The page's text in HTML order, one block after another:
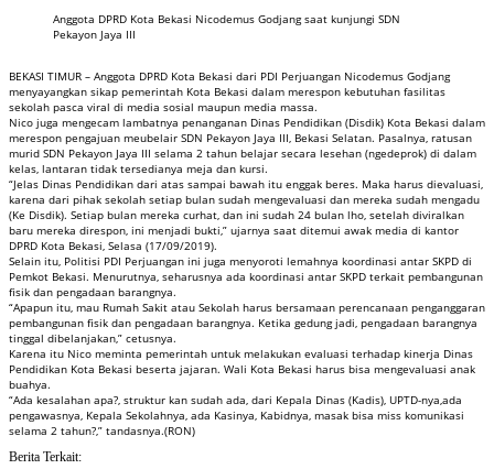
Anggota DPRD Kota Bekasi Nicodemus Godjang saat kunjungi SDN
Pekayon Jaya III
BEKASI TIMUR – Anggota DPRD Kota Bekasi dari PDI Perjuangan Nicodemus Godjang
menyayangkan sikap pemerintah Kota Bekasi dalam merespon kebutuhan fasilitas
sekolah pasca viral di media sosial maupun media massa.
Nico juga mengecam lambatnya penanganan Dinas Pendidikan (Disdik) Kota Bekasi dalam
merespon pengajuan meubelair SDN Pekayon Jaya III, Bekasi Selatan. Pasalnya, ratusan
murid SDN Pekayon Jaya III selama 2 tahun belajar secara lesehan (ngedeprok) di dalam
kelas, lantaran tidak tersedianya meja dan kursi.
“Jelas Dinas Pendidikan dari atas sampai bawah itu enggak beres. Maka harus dievaluasi,
karena dari pihak sekolah setiap bulan sudah mengevaluasi dan mereka sudah mengadu
(Ke Disdik). Setiap bulan mereka curhat, dan ini sudah 24 bulan lho, setelah diviralkan
baru mereka direspon, ini menjadi bukti,” ujarnya saat ditemui awak media di kantor
DPRD Kota Bekasi, Selasa (17/09/2019).
Selain itu, Politisi PDI Perjuangan ini juga menyoroti lemahnya koordinasi antar SKPD di
Pemkot Bekasi. Menurutnya, seharusnya ada koordinasi antar SKPD terkait pembangunan
fisik dan pengadaan barangnya.
“Apapun itu, mau Rumah Sakit atau Sekolah harus bersamaan perencanaan penganggaran
pembangunan fisik dan pengadaan barangnya. Ketika gedung jadi, pengadaan barangnya
tinggal dibelanjakan,” cetusnya.
Karena itu Nico meminta pemerintah untuk melakukan evaluasi terhadap kinerja Dinas
Pendidikan Kota Bekasi beserta jajaran. Wali Kota Bekasi harus bisa mengevaluasi anak
buahya.
“Ada kesalahan apa?, struktur kan sudah ada, dari Kepala Dinas (Kadis), UPTD-nya,ada
pengawasnya, Kepala Sekolahnya, ada Kasinya, Kabidnya, masak bisa miss komunikasi
selama 2 tahun?,” tandasnya.(RON)
Berita Terkait: